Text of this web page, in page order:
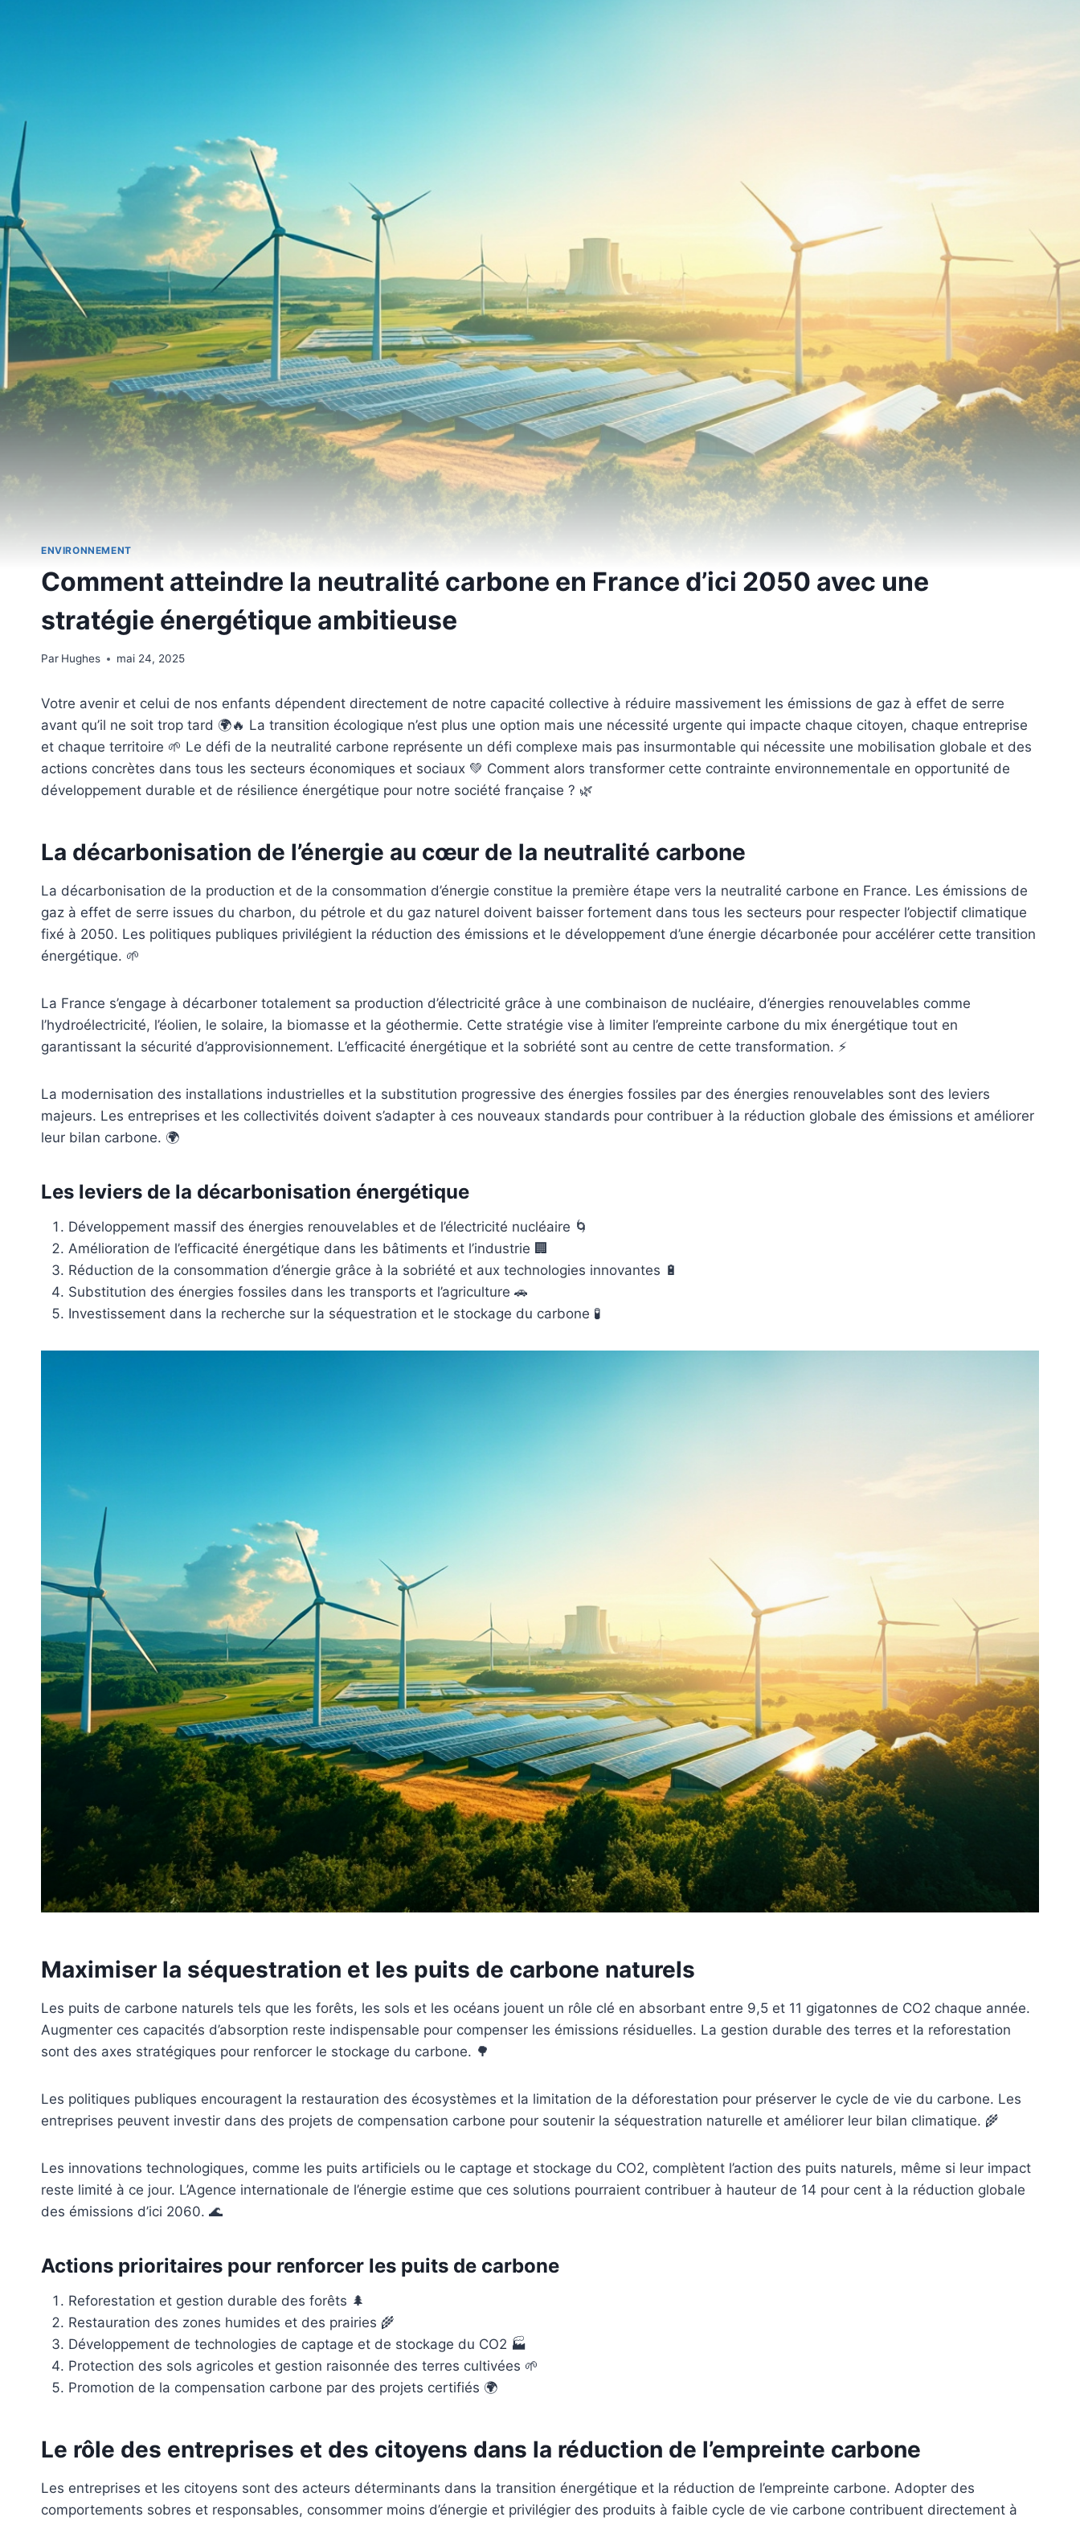
ENVIRONNEMENT
Comment atteindre la neutralité carbone en France d’ici 2050 avec une
stratégie énergétique ambitieuse
Par Hughes mai 24, 2025
Votre avenir et celui de nos enfants dépendent directement de notre capacité collective à réduire massivement les émissions de gaz à effet de serre
avant qu’il ne soit trop tard 🌍🔥 La transition écologique n’est plus une option mais une nécessité urgente qui impacte chaque citoyen, chaque entreprise
et chaque territoire 🌱 Le défi de la neutralité carbone représente un défi complexe mais pas insurmontable qui nécessite une mobilisation globale et des
actions concrètes dans tous les secteurs économiques et sociaux 💚 Comment alors transformer cette contrainte environnementale en opportunité de
développement durable et de résilience énergétique pour notre société française ? 🌿
La décarbonisation de l’énergie au cœur de la neutralité carbone
La décarbonisation de la production et de la consommation d’énergie constitue la première étape vers la neutralité carbone en France. Les émissions de
gaz à effet de serre issues du charbon, du pétrole et du gaz naturel doivent baisser fortement dans tous les secteurs pour respecter l’objectif climatique
fixé à 2050. Les politiques publiques privilégient la réduction des émissions et le développement d’une énergie décarbonée pour accélérer cette transition
énergétique. 🌱
La France s’engage à décarboner totalement sa production d’électricité grâce à une combinaison de nucléaire, d’énergies renouvelables comme
l’hydroélectricité, l’éolien, le solaire, la biomasse et la géothermie. Cette stratégie vise à limiter l’empreinte carbone du mix énergétique tout en
garantissant la sécurité d’approvisionnement. L’efficacité énergétique et la sobriété sont au centre de cette transformation. ⚡️
La modernisation des installations industrielles et la substitution progressive des énergies fossiles par des énergies renouvelables sont des leviers
majeurs. Les entreprises et les collectivités doivent s’adapter à ces nouveaux standards pour contribuer à la réduction globale des émissions et améliorer
leur bilan carbone. 🌍
Les leviers de la décarbonisation énergétique
Développement massif des énergies renouvelables et de l’électricité nucléaire 🌀
Amélioration de l’efficacité énergétique dans les bâtiments et l’industrie 🏢
Réduction de la consommation d’énergie grâce à la sobriété et aux technologies innovantes 🔋
Substitution des énergies fossiles dans les transports et l’agriculture 🚗
Investissement dans la recherche sur la séquestration et le stockage du carbone 🧪
Maximiser la séquestration et les puits de carbone naturels
Les puits de carbone naturels tels que les forêts, les sols et les océans jouent un rôle clé en absorbant entre 9,5 et 11 gigatonnes de CO2 chaque année.
Augmenter ces capacités d’absorption reste indispensable pour compenser les émissions résiduelles. La gestion durable des terres et la reforestation
sont des axes stratégiques pour renforcer le stockage du carbone. 🌳
Les politiques publiques encouragent la restauration des écosystèmes et la limitation de la déforestation pour préserver le cycle de vie du carbone. Les
entreprises peuvent investir dans des projets de compensation carbone pour soutenir la séquestration naturelle et améliorer leur bilan climatique. 🌾
Les innovations technologiques, comme les puits artificiels ou le captage et stockage du CO2, complètent l’action des puits naturels, même si leur impact
reste limité à ce jour. L’Agence internationale de l’énergie estime que ces solutions pourraient contribuer à hauteur de 14 pour cent à la réduction globale
des émissions d’ici 2060. 🌊
Actions prioritaires pour renforcer les puits de carbone
Reforestation et gestion durable des forêts 🌲
Restauration des zones humides et des prairies 🌾
Développement de technologies de captage et de stockage du CO2 🏭
Protection des sols agricoles et gestion raisonnée des terres cultivées 🌱
Promotion de la compensation carbone par des projets certifiés 🌍
Le rôle des entreprises et des citoyens dans la réduction de l’empreinte carbone
Les entreprises et les citoyens sont des acteurs déterminants dans la transition énergétique et la réduction de l’empreinte carbone. Adopter des
comportements sobres et responsables, consommer moins d’énergie et privilégier des produits à faible cycle de vie carbone contribuent directement à